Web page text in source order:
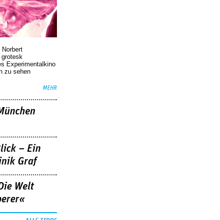
Experimentalkino
zu sehen
MEHR
– Ein
Graf
Welt